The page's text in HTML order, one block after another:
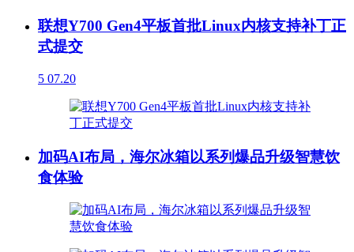
联想Y700 Gen4平板首批Linux内核支持补丁正
式提交
5 07.20
加码AI布局，海尔冰箱以系列爆品升级智慧饮
食体验